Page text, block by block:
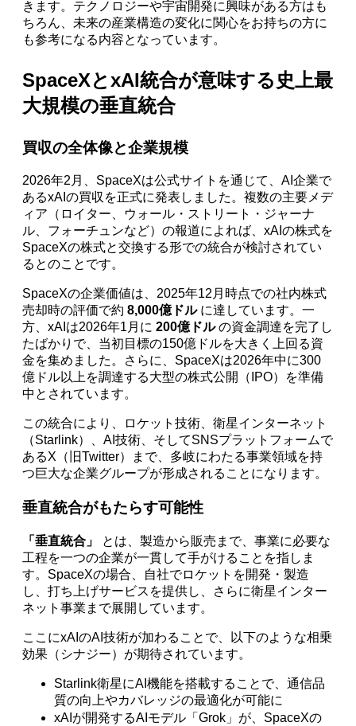
きます。テクノロジーや宇宙開発に興味がある方はも
ちろん、未来の産業構造の変化に関心をお持ちの方に
も参考になる内容となっています。
SpaceXとxAI統合が意味する史上最
大規模の垂直統合
買収の全体像と企業規模
2026年2月、SpaceXは公式サイトを通じて、AI企業で
あるxAIの買収を正式に発表しました。複数の主要メデ
ィア（ロイター、ウォール・ストリート・ジャーナ
ル、フォーチュンなど）の報道によれば、xAIの株式を
SpaceXの株式と交換する形での統合が検討されてい
るとのことです。
SpaceXの企業価値は、2025年12月時点での社内株式
売却時の評価で約8,000億ドルに達しています。一
方、xAIは2026年1月に200億ドルの資金調達を完了し
たばかりで、当初目標の150億ドルを大きく上回る資
金を集めました。さらに、SpaceXは2026年中に300
億ドル以上を調達する大型の株式公開（IPO）を準備
中とされています。
この統合により、ロケット技術、衛星インターネット
（Starlink）、AI技術、そしてSNSプラットフォームで
あるX（旧Twitter）まで、多岐にわたる事業領域を持
つ巨大な企業グループが形成されることになります。
垂直統合がもたらす可能性
「垂直統合」
とは、製造から販売まで、事業に必要な
工程を一つの企業が一貫して手がけることを指しま
す。SpaceXの場合、自社でロケットを開発・製造
し、打ち上げサービスを提供し、さらに衛星インター
ネット事業まで展開しています。
ここにxAIのAI技術が加わることで、以下のような相乗
効果（シナジー）が期待されています。
Starlink衛星にAI機能を搭載することで、通信品
質の向上やカバレッジの最適化が可能に
xAIが開発するAIモデル「Grok」が、SpaceXの